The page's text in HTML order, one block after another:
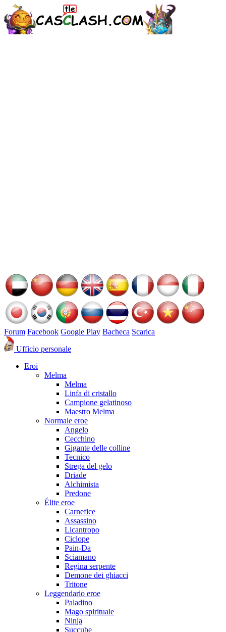
Forum Facebook Google Play Bacheca Scarica
Ufficio personale
Eroi
Melma
Melma
Linfa di cristallo
Campione gelatinoso
Maestro Melma
Normale eroe
Angelo
Cecchino
Gigante delle colline
Tecnico
Strega del gelo
Driade
Alchimista
Predone
Élite eroe
Carnefice
Assassino
Licantropo
Ciclope
Pain-Da
Sciamano
Regina serpente
Demone dei ghiacci
Tritone
Leggendario eroe
Paladino
Mago spirituale
Ninja
Succube